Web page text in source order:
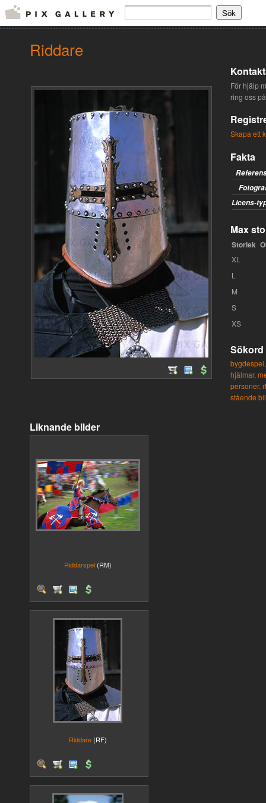
Riddare
För hjälp
ring oss
Skapa ett
Fakta
Licens-
Max
Storlek
XL
L
M
S
XS
Sökord
bygdespel,
hjälmar,
personer,
stående
Liknande bilder
Riddarspel (RM)
Riddare (RF)